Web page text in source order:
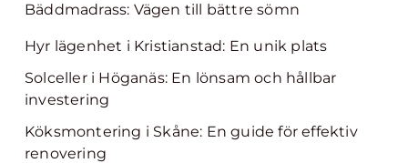
Bäddmadrass: Vägen till bättre sömn
Hyr lägenhet i Kristianstad: En unik plats
Solceller i Höganäs: En lönsam och hållbar
investering
Köksmontering i Skåne: En guide för effektiv
renovering